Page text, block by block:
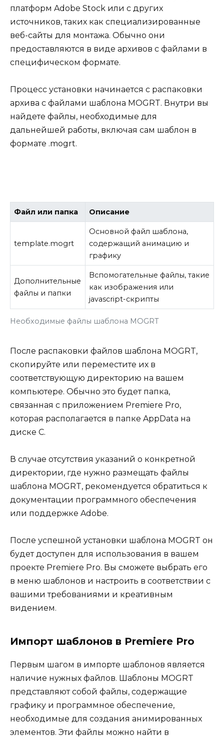
платформ Adobe Stock или с других
источников, таких как специализированные
веб-сайты для монтажа. Обычно они
предоставляются в виде архивов с файлами в
специфическом формате.
Процесс установки начинается с распаковки
архива с файлами шаблона MOGRT. Внутри вы
найдете файлы, необходимые для
дальнейшей работы, включая сам шаблон в
формате .mogrt.
Необходимые файлы шаблона MOGRT
Файл или папка Описание
template.mogrt
Основной файл шаблона,
содержащий анимацию и
графику
Дополнительные
файлы и папки
Вспомогательные файлы, такие
как изображения или
javascript-скрипты
После распаковки файлов шаблона MOGRT,
скопируйте или переместите их в
соответствующую директорию на вашем
компьютере. Обычно это будет папка,
связанная с приложением Premiere Pro,
которая располагается в папке AppData на
диске C.
В случае отсутствия указаний о конкретной
директории, где нужно размещать файлы
шаблона MOGRT, рекомендуется обратиться к
документации программного обеспечения
или поддержке Adobe.
После успешной установки шаблона MOGRT он
будет доступен для использования в вашем
проекте Premiere Pro. Вы сможете выбрать его
в меню шаблонов и настроить в соответствии с
вашими требованиями и креативным
видением.
Импорт шаблонов в Premiere Pro
Первым шагом в импорте шаблонов является
наличие нужных файлов. Шаблоны MOGRT
представляют собой файлы, содержащие
графику и программное обеспечение,
необходимые для создания анимированных
элементов. Эти файлы можно найти в